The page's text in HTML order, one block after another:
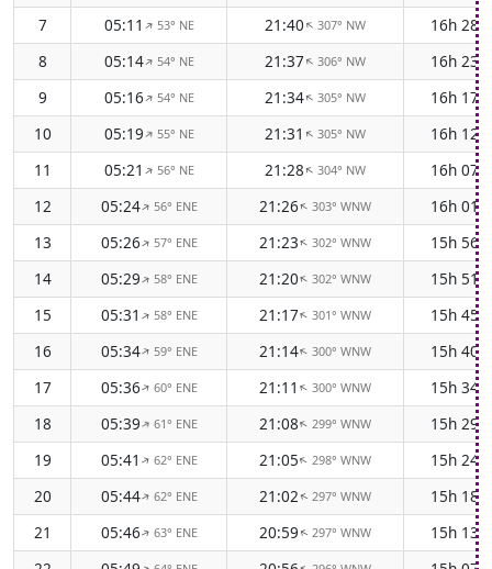
7
05:11↑ 53° NE 21:40↑307° NW
16h 28m
8
05:14↑ 54° NE 21:37↑306° NW
16h 23m
9
05:16↑ 54° NE 21:34↑305° NW
16h 17m
10
05:19↑ 55° NE 21:31↑305° NW
16h 12m
11
05:21↑ 56° NE 21:28↑304° NW
16h 07m
12
05:24↑ 56° ENE 21:26↑303° WNW
16h 01m
13
05:26↑ 57° ENE 21:23↑302° WNW
15h 56m
14
05:29↑ 58° ENE 21:20↑302° WNW
15h 51m
15
05:31↑ 58° ENE 21:17↑301° WNW
15h 45m
16
05:34↑ 59° ENE 21:14↑300° WNW
15h 40m
17
05:36↑ 60° ENE 21:11↑300° WNW
15h 34m
18
05:39↑ 61° ENE 21:08↑299° WNW
15h 29m
19
05:41 ↑ 62° ENE 21:05↑298° WNW
15h 24m
20
05:44↑ 62° ENE 21:02↑297° WNW
15h 18m
21
05:46↑ 63° ENE 20:59↑297° WNW
15h 13m